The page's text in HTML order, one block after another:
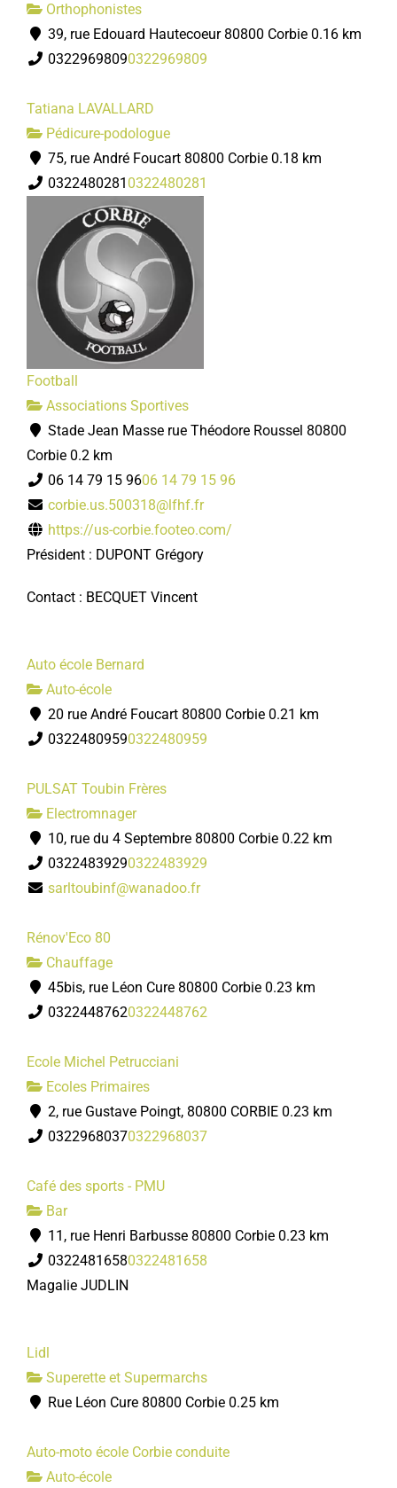
Orthophonistes
39, rue Edouard Hautecoeur 80800 Corbie 0.16 km
03229698090322969809
Tatiana LAVALLARD
Pédicure-podologue
75, rue André Foucart 80800 Corbie 0.18 km
0322480281 0322480281
Football
Associations Sportives
Stade Jean Masse rue Théodore Roussel 80800
Corbie 0.2 km
06 14 79 15 9606 14 79 15 96
corbie.us.500318@lfhf.fr
https://us-corbie.footeo.com/
Président : DUPONT Grégory
Contact : BECQUET Vincent
Auto école Bernard
Auto-école
20 rue André Foucart 80800 Corbie 0.21 km
03224809590322480959
PULSAT Toubin Frères
Electromnager
10, rue du 4 Septembre 80800 Corbie 0.22 km
03224839290322483929
sarltoubinf@wanadoo.fr
Rénov'Eco 80
Chauffage
45bis, rue Léon Cure 80800 Corbie 0.23 km
03224487620322448762
Ecole Michel Petrucciani
Ecoles Primaires
2, rue Gustave Poingt, 80800 CORBIE 0.23 km
03229680370322968037
Café des sports - PMU
Bar
11, rue Henri Barbusse 80800 Corbie 0.23 km
03224816580322481658
Magalie JUDLIN
Lidl
Superette et Supermarchs
Rue Léon Cure 80800 Corbie 0.25 km
Auto-moto école Corbie conduite
Auto-école